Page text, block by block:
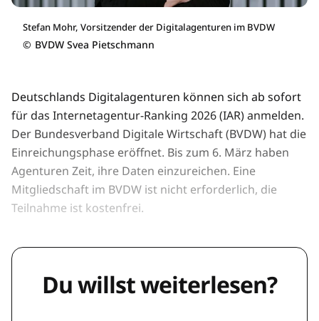
Stefan Mohr, Vorsitzender der Digitalagenturen im BVDW
© BVDW Svea Pietschmann
Deutschlands Digitalagenturen können sich ab sofort
für das Internetagentur-Ranking 2026 (IAR) anmelden.
Der Bundesverband Digitale Wirtschaft (BVDW) hat die
Einreichungsphase eröffnet. Bis zum 6. März haben
Agenturen Zeit, ihre Daten einzureichen. Eine
Mitgliedschaft im BVDW ist nicht erforderlich, die
Teilnahme ist kostenfrei.
Du willst weiterlesen?